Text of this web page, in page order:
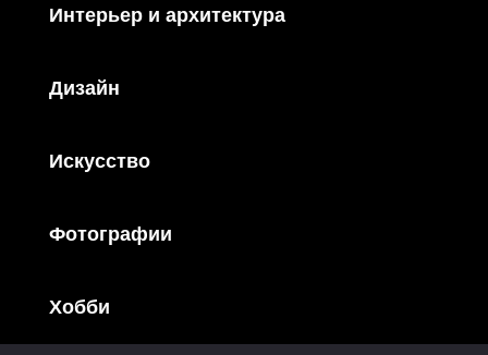
Интерьер и архитектура
Дизайн
Искусство
Фотографии
Хобби